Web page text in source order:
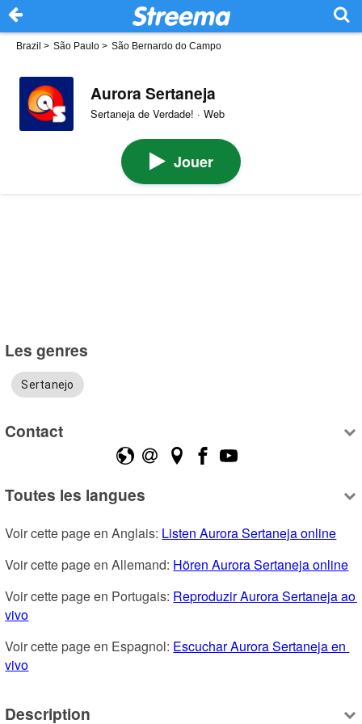
Brazil > São Paulo > São Bernardo do Campo
Aurora Sertaneja
Sertaneja de Verdade! · Web
Jouer
Les genres
Sertanejo
Contact
Toutes les langues
Voir cette page en Anglais: Listen Aurora Sertaneja online
Voir cette page en Allemand: Hören Aurora Sertaneja online
Voir cette page en Portugais: Reproduzir Aurora Sertaneja ao
vivo
Voir cette page en Espagnol: Escuchar Aurora Sertaneja en
vivo
Description